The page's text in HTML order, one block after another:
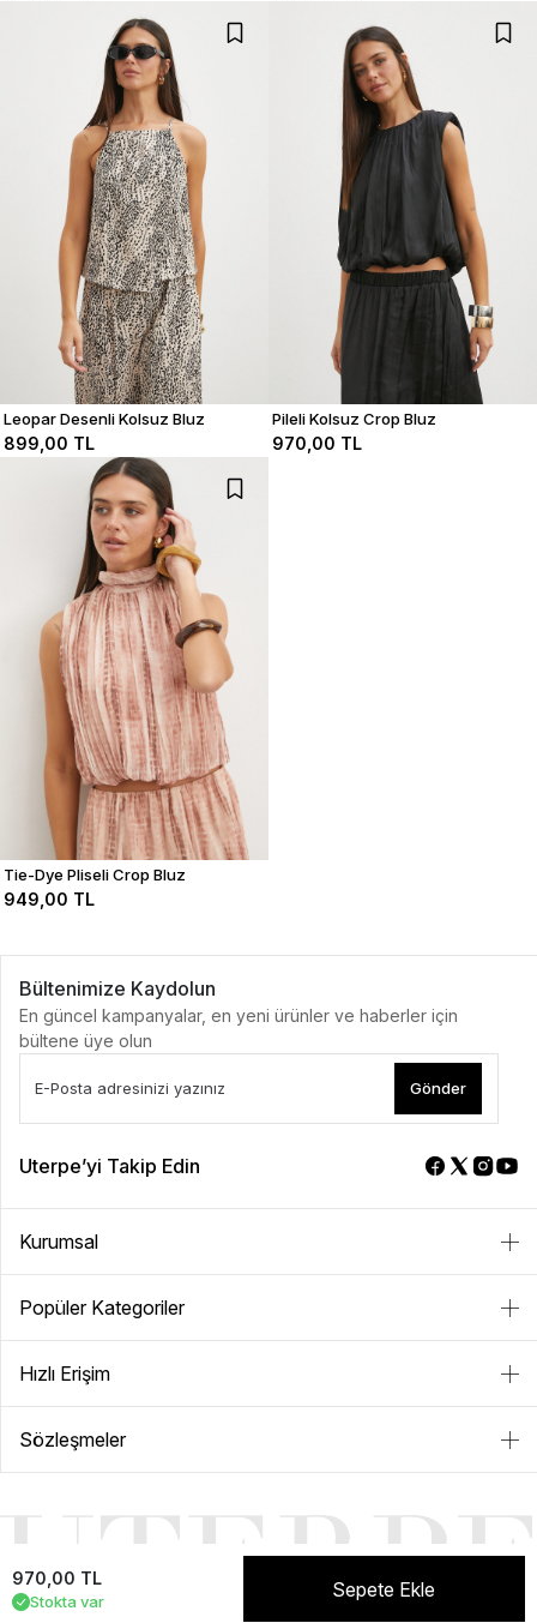
970,00 TL
Stokta var Sepete Ekle
Leopar Desenli Kolsuz Bluz
899,00 TL
Pileli Kolsuz Crop Bluz
970,00 TL
Tie-Dye Pliseli Crop Bluz
949,00 TL
Bültenimize Kaydolun
En güncel kampanyalar, en yeni ürünler ve haberler için
bültene üye olun
Gönder
Uterpe’yi Takip Edin
Kurumsal
Popüler Kategoriler
Hızlı Erişim
Sözleşmeler